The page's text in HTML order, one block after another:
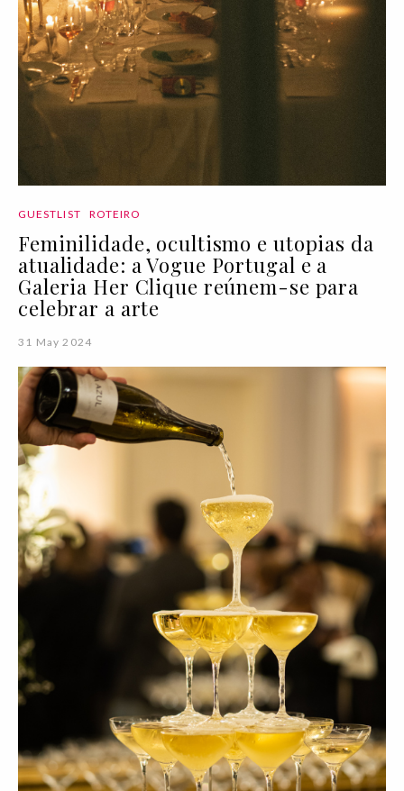
GUESTLIST ROTEIRO
Feminilidade, ocultismo e utopias da
atualidade: a Vogue Portugal e a
Galeria Her Clique reúnem-se para
celebrar a arte
31 May 2024